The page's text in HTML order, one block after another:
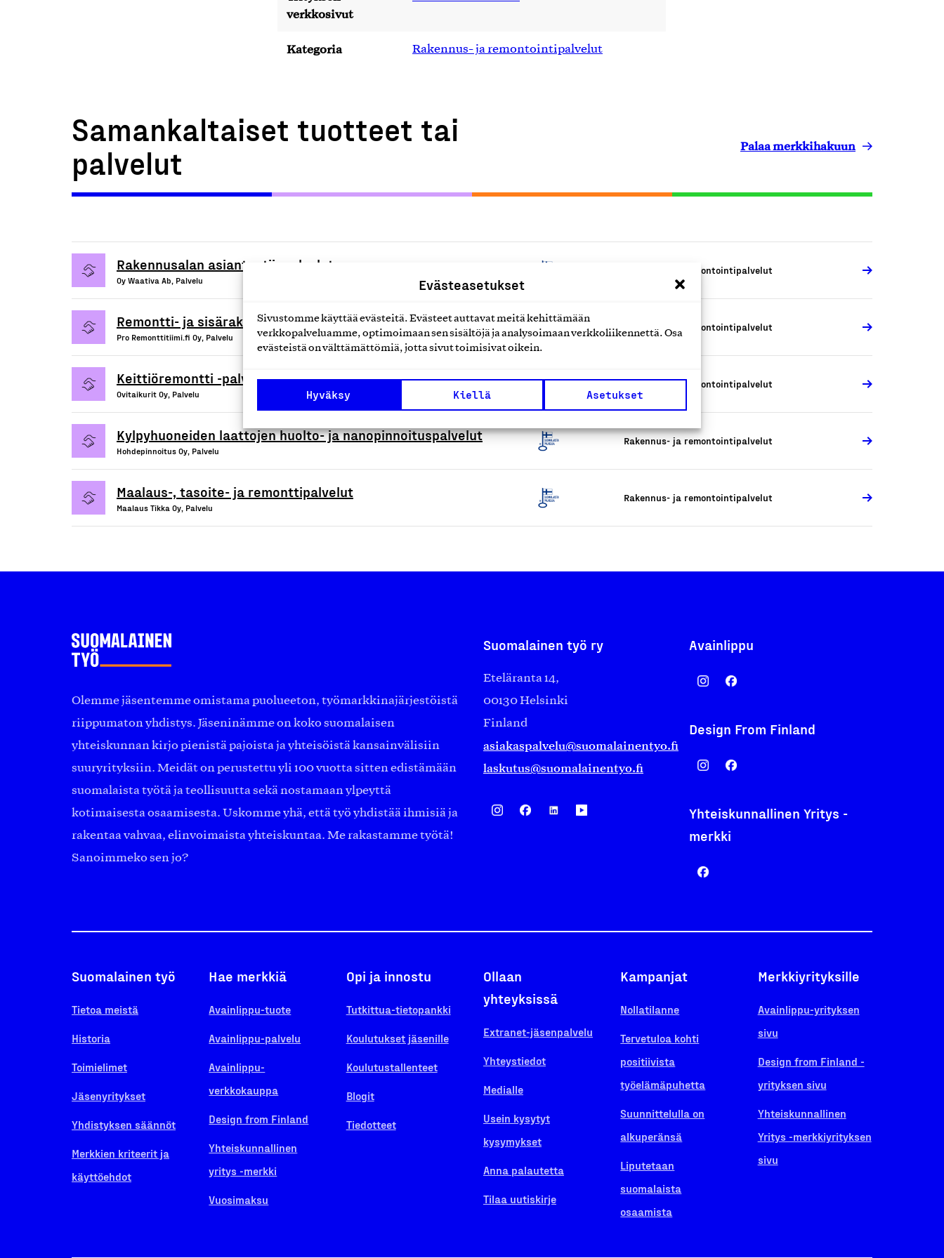
Evästeasetukset
Sivustomme käyttää evästeitä. Evästeet auttavat meitä kehittämään
verkkopalveluamme, optimoimaan sen sisältöjä ja analysoimaan verkkoliikennettä. Osa
evästeistä on välttämättömiä, jotta sivut toimisivat oikein.
Hyväksy Kiellä Asetukset
verkkosivut
Kategoria Rakennus- ja remontointipalvelut
Samankaltaiset tuotteet tai
palvelut
Palaa merkkihakuun
Rakennusalan asiantuntijapalvelut
Oy Waativa Ab, Palvelu
Rakennus- ja remontointipalvelut
Remontti- ja sisärakennuspalvelut
Pro Remonttitiimi.fi Oy, Palvelu
Rakennus- ja remontointipalvelut
Keittiöremontti -palvelu
Ovitaikurit Oy, Palvelu
Rakennus- ja remontointipalvelut
Kylpyhuoneiden laattojen huolto- ja nanopinnoituspalvelut
Hohdepinnoitus Oy, Palvelu
Rakennus- ja remontointipalvelut
Maalaus-, tasoite- ja remonttipalvelut
Maalaus Tikka Oy, Palvelu
Rakennus- ja remontointipalvelut
Olemme jäsentemme omistama puolueeton, työmarkkinajärjestöistä
riippumaton yhdistys. Jäseninämme on koko suomalaisen
yhteiskunnan kirjo pienistä pajoista ja yhteisöistä kansainvälisiin
suuryrityksiin. Meidät on perustettu yli 100 vuotta sitten edistämään
suomalaista työtä ja teollisuutta sekä nostamaan ylpeyttä
kotimaisesta osaamisesta. Uskomme yhä, että työ yhdistää ihmisiä ja
rakentaa vahvaa, elinvoimaista yhteiskuntaa. Me rakastamme työtä!
Sanoimmeko sen jo?
Suomalainen työ ry
Eteläranta 14,
00130 Helsinki
Finland
asiakaspalvelu@suomalainentyo.fi
laskutus@suomalainentyo.fi
Avainlippu
Design From Finland
Yhteiskunnallinen Yritys -
merkki
Suomalainen työ
Tietoa meistä
Historia
Toimielimet
Jäsenyritykset
Yhdistyksen säännöt
Merkkien kriteerit ja
käyttöehdot
Hae merkkiä
Avainlippu-tuote
Avainlippu-palvelu
Avainlippu-
verkkokauppa
Design from Finland
Yhteiskunnallinen
yritys -merkki
Vuosimaksu
Opi ja innostu
Tutkittua-tietopankki
Koulutukset jäsenille
Koulutustallenteet
Blogit
Tiedotteet
Ollaan
yhteyksissä
Extranet-jäsenpalvelu
Yhteystiedot
Medialle
Usein kysytyt
kysymykset
Anna palautetta
Tilaa uutiskirje
Kampanjat
Nollatilanne
Tervetuloa kohti
positiivista
työelämäpuhetta
Suunnittelulla on
alkuperänsä
Liputetaan
suomalaista
osaamista
Merkkiyrityksille
Avainlippu-yrityksen
sivu
Design from Finland -
yrityksen sivu
Yhteiskunnallinen
Yritys -merkkiyrityksen
sivu